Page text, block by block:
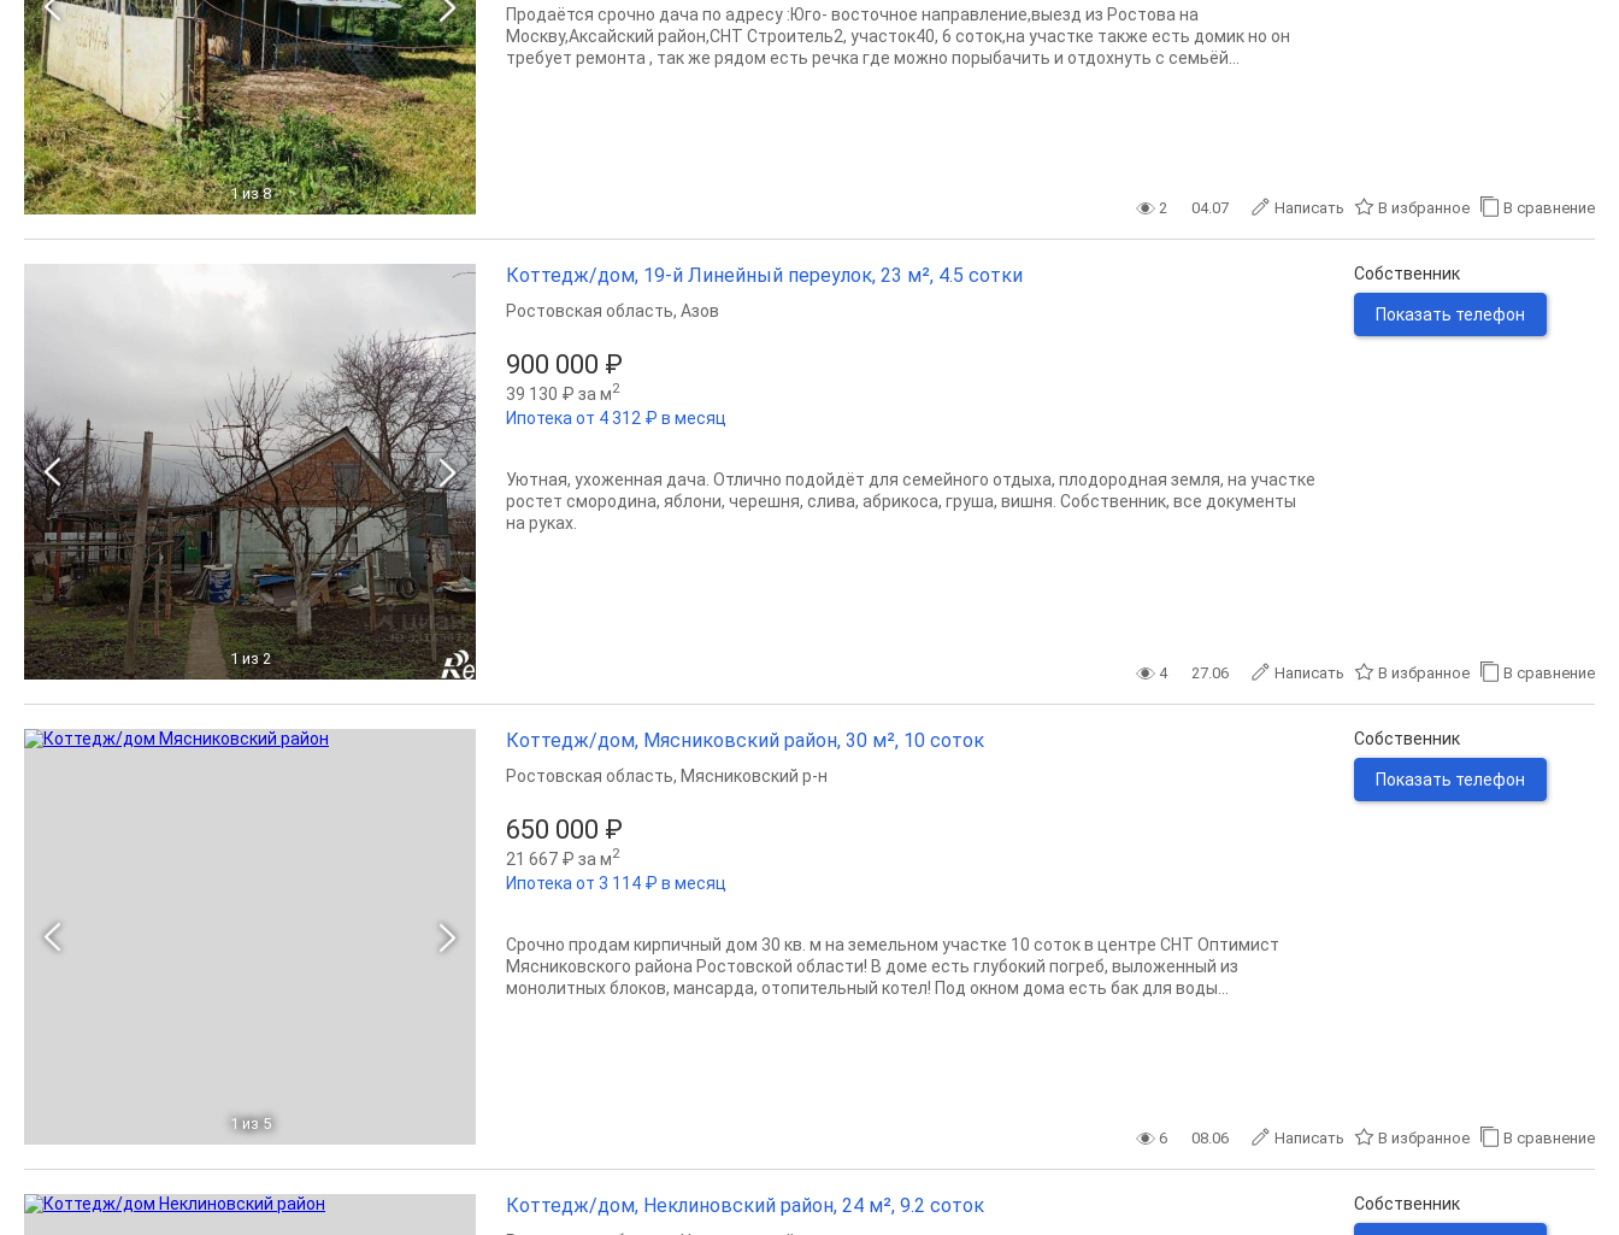
1 из 8
Продаётся срочно дача по адресу :Юго- восточное направление,выезд из Ростова на
Москву,Аксайский район,СНТ Строитель2, участок40, 6 соток,на участке также есть домик но он
требует ремонта , так же рядом есть речка где можно порыбачить и отдохнуть с семьёй...
2 04.07 Написать В избранное В сравнение
1 из 2
Коттедж/дом, 19-й Линейный переулок, 23 м², 4.5 сотки
900 000 ₽
39 130 ₽ за м2
Ипотека от 4 312 ₽ в месяц
Ростовская область, Азов
Уютная, ухоженная дача. Отлично подойдёт для семейного отдыха, плодородная земля, на участке
ростет смородина, яблони, черешня, слива, абрикоса, груша, вишня. Собственник, все документы
на руках.
Собственник
Показать телефон
4 27.06 Написать В избранное В сравнение
1 из 5
Коттедж/дом, Мясниковский район, 30 м², 10 соток
650 000 ₽
21 667 ₽ за м2
Ипотека от 3 114 ₽ в месяц
Ростовская область, Мясниковский р-н
Срочно продам кирпичный дом 30 кв. м на земельном участке 10 соток в центре СНТ Оптимист
Мясниковского района Ростовской области! В доме есть глубокий погреб, выложенный из
монолитных блоков, мансарда, отопительный котел! Под окном дома есть бак для воды...
Собственник
Показать телефон
6 08.06 Написать В избранное В сравнение
Коттедж/дом, Неклиновский район, 24 м², 9.2 соток Собственник